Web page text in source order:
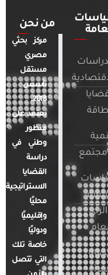
من نحن
مركز بحثي
مصري
مستقل
تأسس
2018.
يعتمد على
منظور
وطني في
دراسة
القضايا
الاستراتيجية
محليًا
وإقليميًا
ودوليًا
خاصة تلك
التي تتصل